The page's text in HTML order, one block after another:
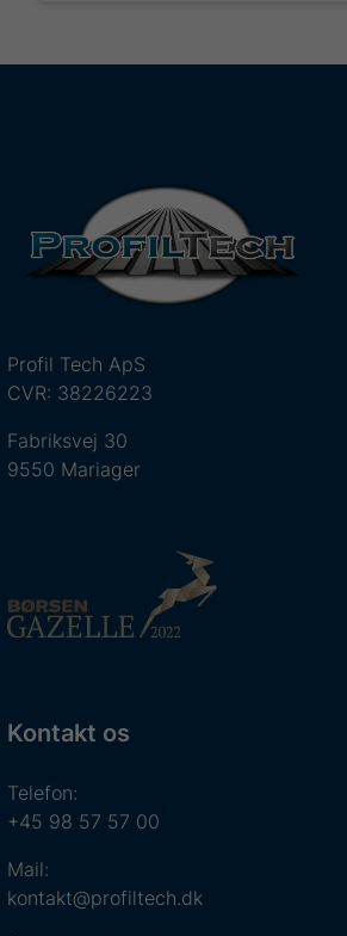
Profil Tech ApS
CVR: 38226223
Fabriksvej 30
9550 Mariager
Kontakt os
Telefon:
+45 98 57 57 00
Mail:
kontakt@profiltech.dk